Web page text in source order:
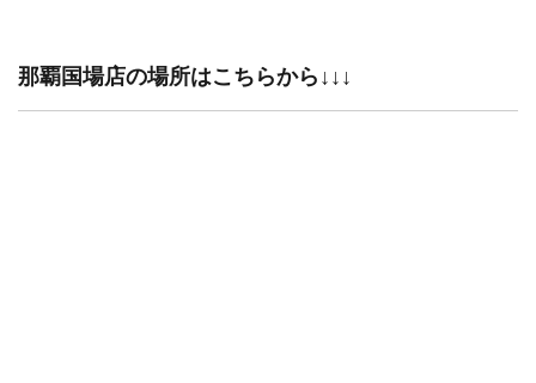
那覇国場店の場所はこちらから↓↓↓